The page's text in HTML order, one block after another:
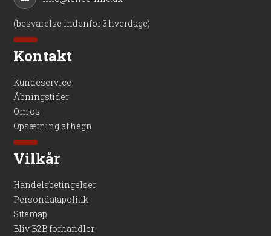
(besvarelse indenfor 3 hverdage)
Kontakt
Kundeservice
Åbningstider
Om os
Opsætning af hegn
Vilkår
Handelsbetingelser
Persondatapolitik
Sitemap
Bliv B2B forhandler